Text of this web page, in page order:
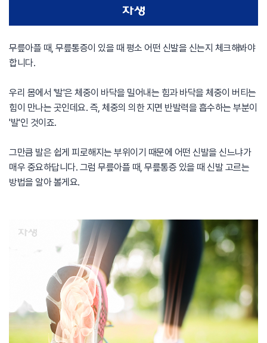
무릎아플 때, 무릎통증이 있을 때 평소 어떤 신발을 신는지 체크해봐야
합니다.
우리 몸에서 '발'은 체중이 바닥을 밀어내는 힘과 바닥을 체중이 버티는
힘이 만나는 곳인데요. 즉, 체중의 의한 지면 반발력을 흡수하는 부분이
'발'인 것이죠.
그만큼 발은 쉽게 피로해지는 부위이기 때문에 어떤 신발을 신느냐가
매우 중요하답니다. 그럼 무릎아플 때, 무릎통증 있을 때 신발 고르는
방법을 알아 볼게요.